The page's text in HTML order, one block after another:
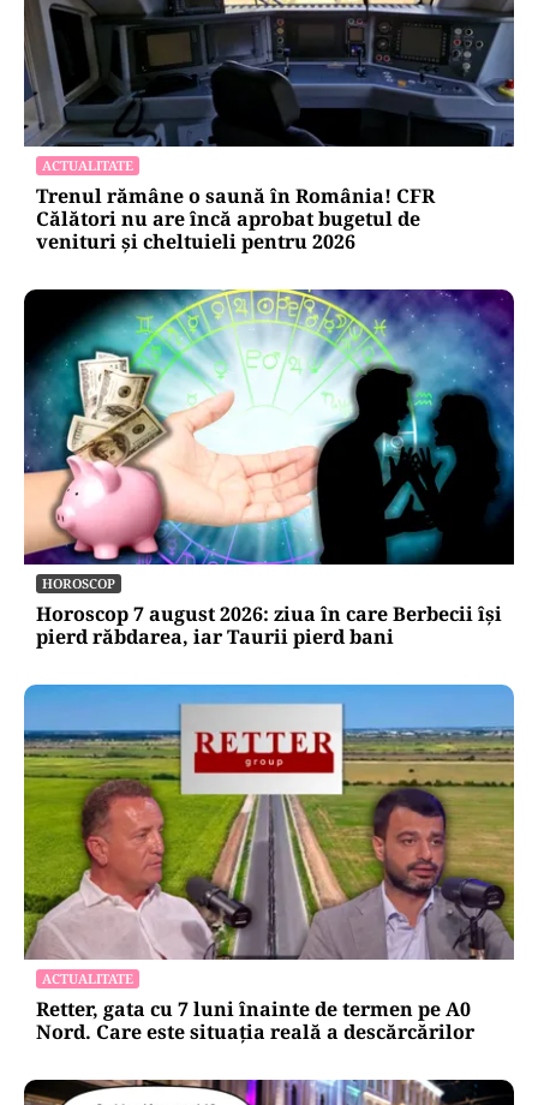
ACTUALITATE
Trenul rămâne o saună în România! CFR
Călători nu are încă aprobat bugetul de
venituri și cheltuieli pentru 2026
HOROSCOP
Horoscop 7 august 2026: ziua în care Berbecii își
pierd răbdarea, iar Taurii pierd bani
ACTUALITATE
Retter, gata cu 7 luni înainte de termen pe A0
Nord. Care este situația reală a descărcărilor